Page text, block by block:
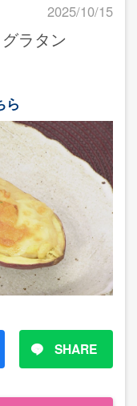
2025/10/15
ラタン
ら
SHARE